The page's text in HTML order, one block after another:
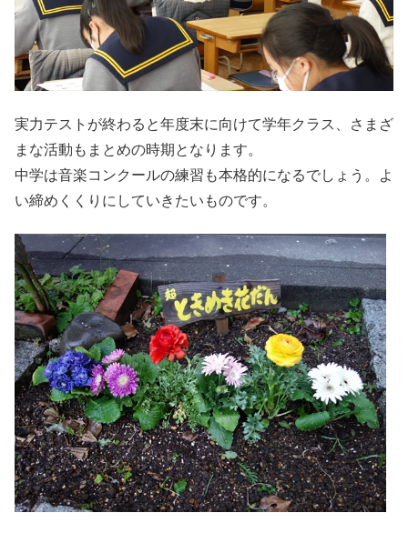
実力テストが終わると年度末に向けて学年クラス、さまざ
まな活動もまとめの時期となります。
中学は音楽コンクールの練習も本格的になるでしょう。よ
い締めくくりにしていきたいものです。